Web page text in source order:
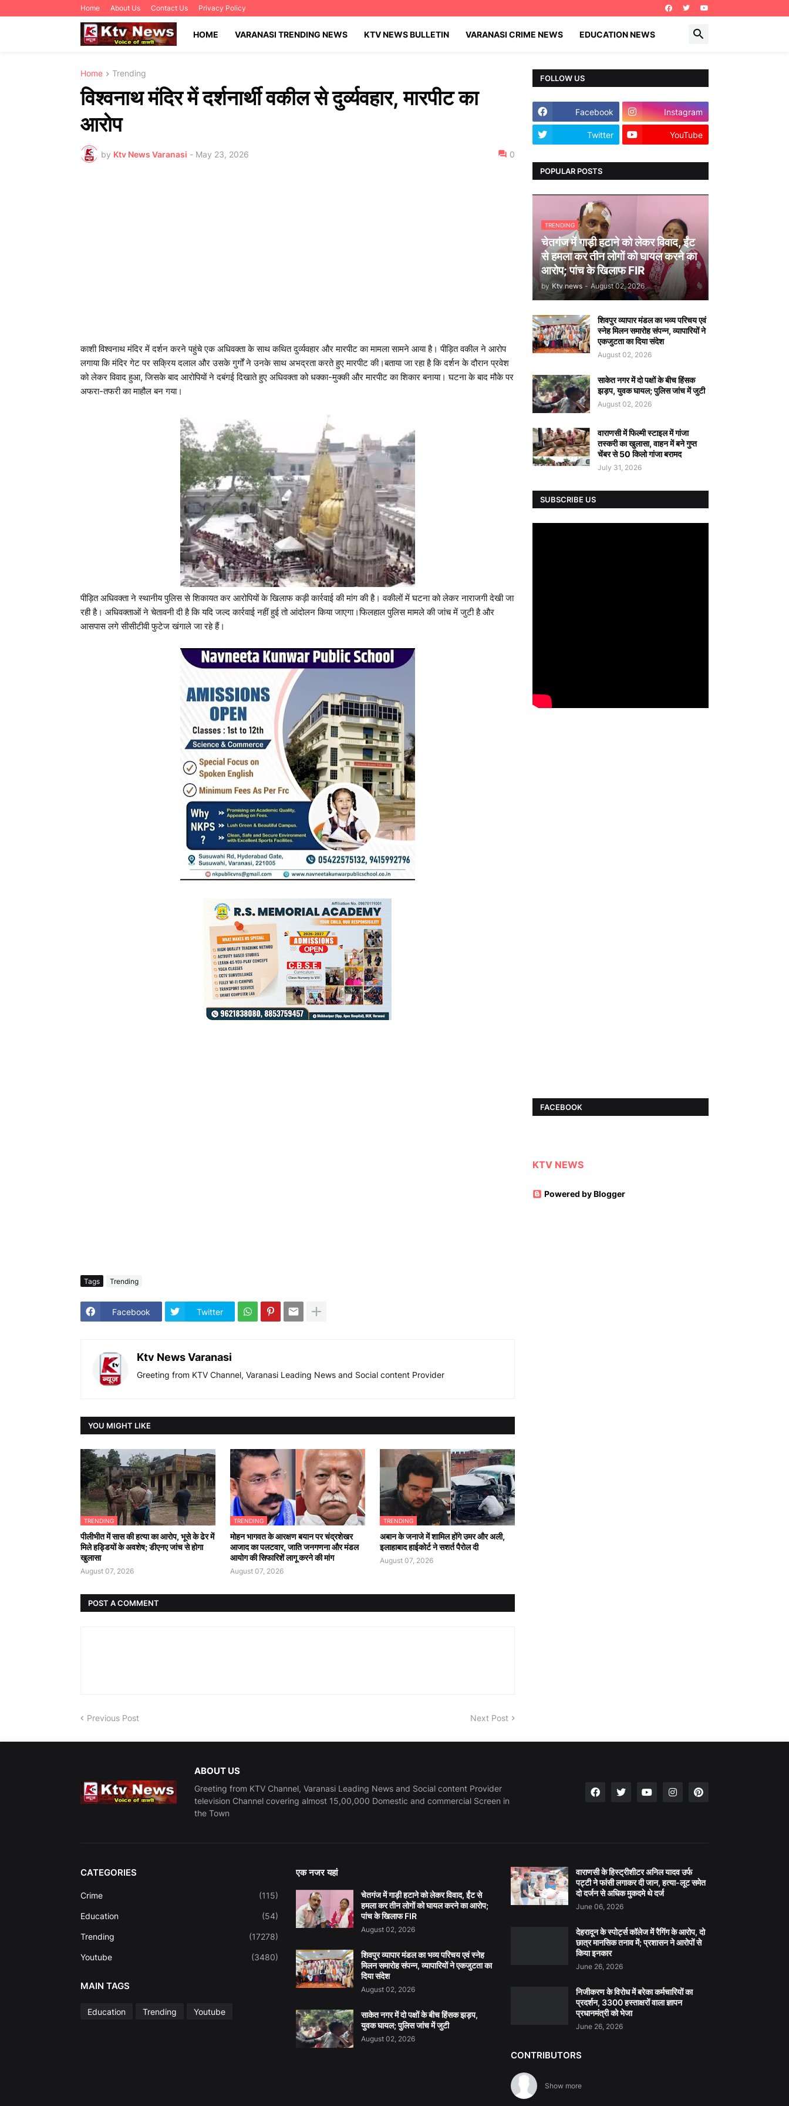
Home About Us Contact Us Privacy Policy
HOME VARANASI TRENDING NEWS KTV NEWS BULLETIN VARANASI CRIME NEWS EDUCATION NEWS
Home Trending
विश्वनाथ मंदिर में दर्शनार्थी वकील से दुर्व्यवहार, मारपीट का
आरोप
by Ktv News Varanasi - May 23, 2026 0
काशी विश्वनाथ मंदिर में दर्शन करने पहुंचे एक अधिवक्ता के साथ कथित दुर्व्यवहार और मारपीट का मामला सामने आया है। पीड़ित वकील ने आरोप
लगाया कि मंदिर गेट पर सक्रिय दलाल और उसके गुर्गों ने उनके साथ अभद्रता करते हुए मारपीट की।बताया जा रहा है कि दर्शन के दौरान प्रवेश
को लेकर विवाद हुआ, जिसके बाद आरोपियों ने दबंगई दिखाते हुए अधिवक्ता को धक्का-मुक्की और मारपीट का शिकार बनाया। घटना के बाद मौके पर
अफरा-तफरी का माहौल बन गया।
पीड़ित अधिवक्ता ने स्थानीय पुलिस से शिकायत कर आरोपियों के खिलाफ कड़ी कार्रवाई की मांग की है। वकीलों में घटना को लेकर नाराजगी देखी जा
रही है। अधिवक्ताओं ने चेतावनी दी है कि यदि जल्द कार्रवाई नहीं हुई तो आंदोलन किया जाएगा।फिलहाल पुलिस मामले की जांच में जुटी है और
आसपास लगे सीसीटीवी फुटेज खंगाले जा रहे हैं।
Tags Trending
Facebook Twitter
Ktv News Varanasi
Greeting from KTV Channel, Varanasi Leading News and Social content Provider
YOU MIGHT LIKE
TRENDING
पीलीभीत में सास की हत्या का आरोप, भूसे के ढेर में
मिले हड्डियों के अवशेष; डीएनए जांच से होगा
खुलासा
August 07, 2026
TRENDING
मोहन भागवत के आरक्षण बयान पर चंद्रशेखर
आजाद का पलटवार, जाति जनगणना और मंडल
आयोग की सिफारिशें लागू करने की मांग
August 07, 2026
TRENDING
अबान के जनाजे में शामिल होंगे उमर और अली,
इलाहाबाद हाईकोर्ट ने सशर्त पैरोल दी
August 07, 2026
POST A COMMENT
Previous Post Next Post
FOLLOW US
Facebook Instagram
Twitter YouTube
POPULAR POSTS
TRENDING
चेतगंज में गाड़ी हटाने को लेकर विवाद, ईंट
से हमला कर तीन लोगों को घायल करने का
आरोप; पांच के खिलाफ FIR
by Ktv news - August 02, 2026
शिवपुर व्यापार मंडल का भव्य परिचय एवं
स्नेह मिलन समारोह संपन्न, व्यापारियों ने
एकजुटता का दिया संदेश
August 02, 2026
साकेत नगर में दो पक्षों के बीच हिंसक
झड़प, युवक घायल; पुलिस जांच में जुटी
August 02, 2026
वाराणसी में फिल्मी स्टाइल में गांजा
तस्करी का खुलासा, वाहन में बने गुप्त
चेंबर से 50 किलो गांजा बरामद
July 31, 2026
SUBSCRIBE US
FACEBOOK
KTV NEWS
Powered by Blogger
ABOUT US
Greeting from KTV Channel, Varanasi Leading News and Social content Provider
television Channel covering almost 15,00,000 Domestic and commercial Screen in
the Town
CATEGORIES
Crime (115)
Education (54)
Trending (17278)
Youtube (3480)
MAIN TAGS
Education Trending Youtube
एक नजर यहां
चेतगंज में गाड़ी हटाने को लेकर विवाद, ईंट से
हमला कर तीन लोगों को घायल करने का आरोप;
पांच के खिलाफ FIR
August 02, 2026
शिवपुर व्यापार मंडल का भव्य परिचय एवं स्नेह
मिलन समारोह संपन्न, व्यापारियों ने एकजुटता का
दिया संदेश
August 02, 2026
साकेत नगर में दो पक्षों के बीच हिंसक झड़प,
युवक घायल; पुलिस जांच में जुटी
August 02, 2026
वाराणसी के हिस्ट्रीशीटर अनिल यादव उर्फ
पट्टी ने फांसी लगाकर दी जान, हत्या-लूट समेत
दो दर्जन से अधिक मुकदमे थे दर्ज
June 06, 2026
देहरादून के स्पोर्ट्स कॉलेज में रैगिंग के आरोप, दो
छात्र मानसिक तनाव में; प्रशासन ने आरोपों से
किया इनकार
June 26, 2026
निजीकरण के विरोध में बरेका कर्मचारियों का
प्रदर्शन, 3300 हस्ताक्षरों वाला ज्ञापन
प्रधानमंत्री को भेजा
June 26, 2026
CONTRIBUTORS
Show more